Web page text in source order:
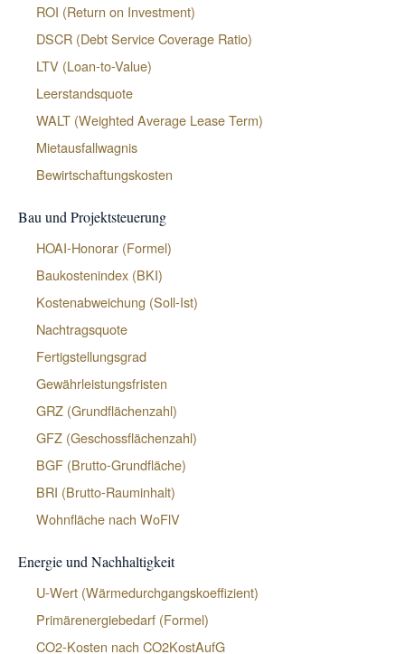
ROI (Return on Investment)
DSCR (Debt Service Coverage Ratio)
LTV (Loan-to-Value)
Leerstandsquote
WALT (Weighted Average Lease Term)
Mietausfallwagnis
Bewirtschaftungskosten
Bau und Projektsteuerung
HOAI-Honorar (Formel)
Baukostenindex (BKI)
Kostenabweichung (Soll-Ist)
Nachtragsquote
Fertigstellungsgrad
Gewährleistungsfristen
GRZ (Grundflächenzahl)
GFZ (Geschossflächenzahl)
BGF (Brutto-Grundfläche)
BRI (Brutto-Rauminhalt)
Wohnfläche nach WoFlV
Energie und Nachhaltigkeit
U-Wert (Wärmedurchgangskoeffizient)
Primärenergiebedarf (Formel)
CO2-Kosten nach CO2KostAufG